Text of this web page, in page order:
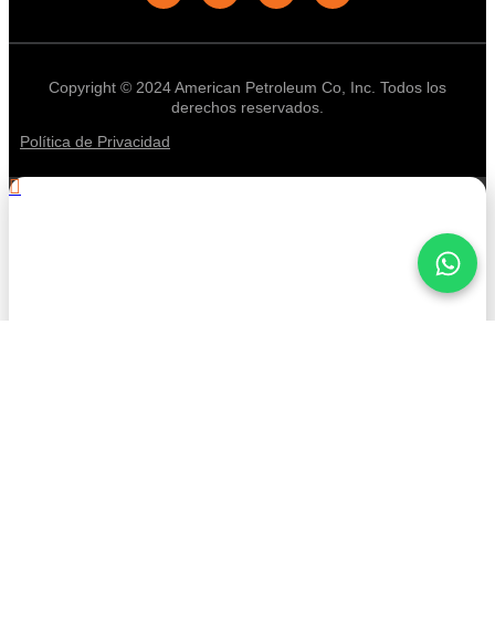
Copyright © 2024 American Petroleum Co, Inc. Todos los
derechos reservados.
Política de Privacidad